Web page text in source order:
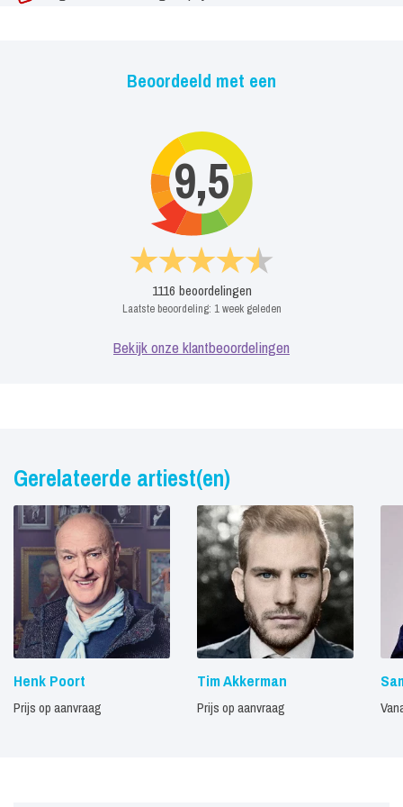
Beoordeeld met een
9,5
1116 beoordelingen
Laatste beoordeling: 1 week geleden
Bekijk onze klantbeoordelingen
Gerelateerde artiest(en)
Henk Poort
Prijs op aanvraag
Tim Akkerman
Prijs op aanvraag